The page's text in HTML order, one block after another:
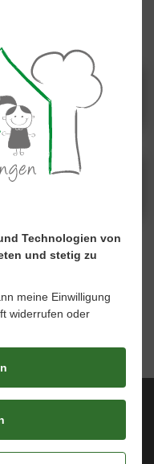
Unsere Schule
Technologien von
und stetig zu
meine Einwilligung
widerrufen oder